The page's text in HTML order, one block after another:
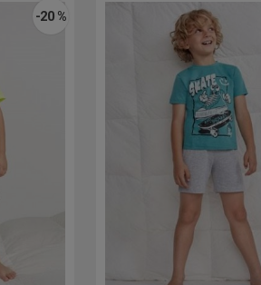
-20 %